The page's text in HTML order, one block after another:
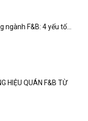
ngành F&B: 4 yếu tố...
HIỆU QUÁN F&B TỪ